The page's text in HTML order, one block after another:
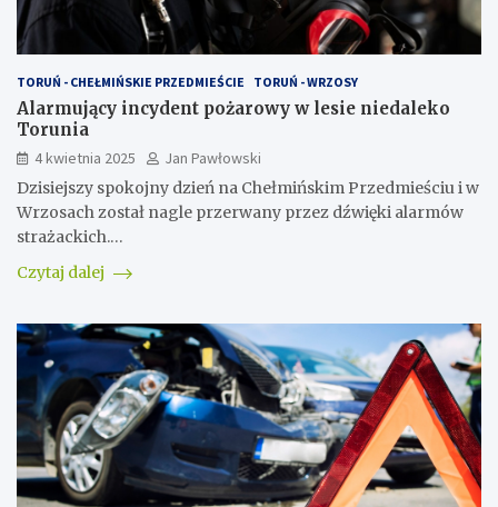
TORUŃ - CHEŁMIŃSKIE PRZEDMIEŚCIE TORUŃ - WRZOSY
Alarmujący incydent pożarowy w lesie niedaleko
Torunia
4 kwietnia 2025
Jan Pawłowski
Dzisiejszy spokojny dzień na Chełmińskim Przedmieściu i w
Wrzosach został nagle przerwany przez dźwięki alarmów
strażackich.…
Czytaj dalej